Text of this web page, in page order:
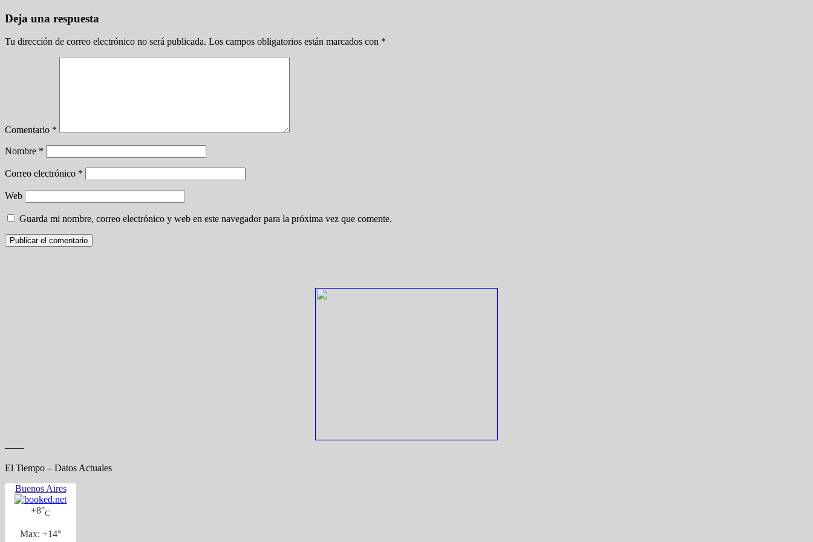
Deja una respuesta
Tu dirección de correo electrónico no será publicada. Los campos obligatorios están marcados con *
Comentario *
Nombre *
Correo electrónico *
Web
Guarda mi nombre, correo electrónico y web en este navegador para la próxima vez que comente.
——
El Tiempo – Datos Actuales
Buenos Aires
+8°C
Max: +14°